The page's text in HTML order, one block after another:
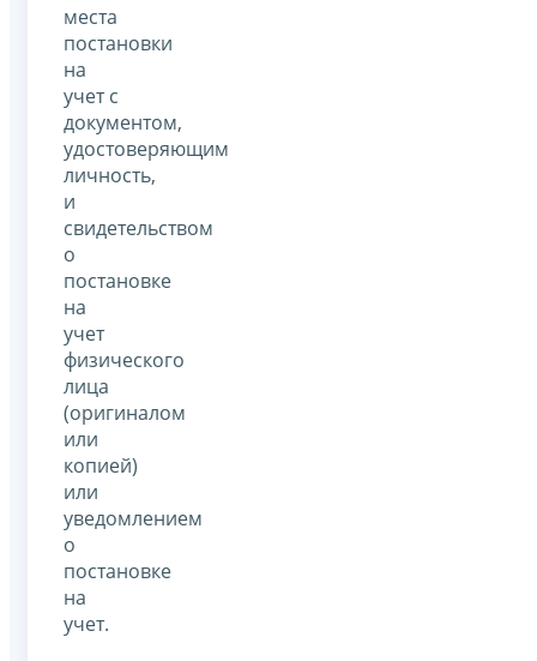
места
постановки
на
учет с
документом,
удостоверяющим
личность,
и
свидетельством
о
постановке
на
учет
физического
лица
(оригиналом
или
копией)
или
уведомлением
о
постановке
на
учет.